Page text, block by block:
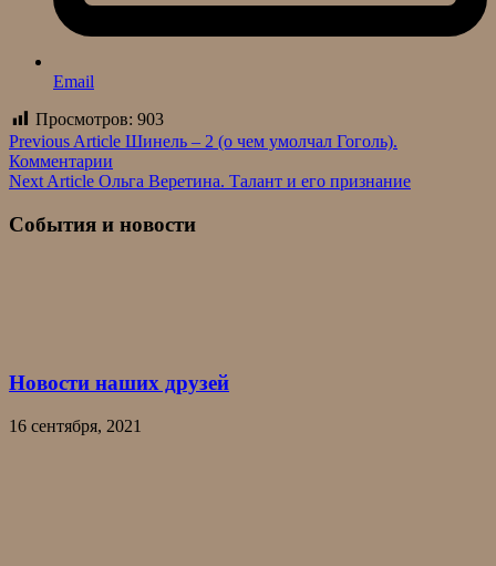
Email
Просмотров: 903
Навигация
по
Previous Article Шинель – 2 (о чем умолчал Гоголь).
Комментарии
Next Article Ольга Веретина. Талант и его признание
События и новости
Новости наших друзей
16 сентября, 2021